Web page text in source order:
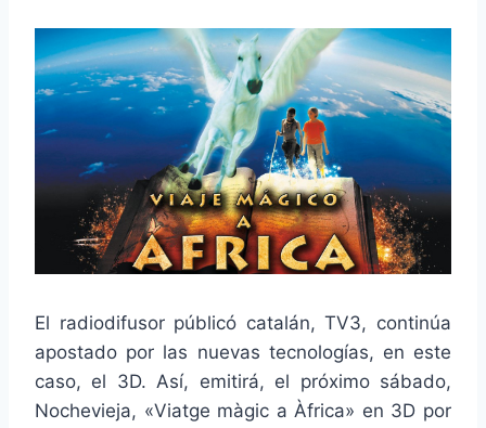
El radiodifusor públicó catalán, TV3, continúa
apostado por las nuevas tecnologías, en este
caso, el 3D. Así, emitirá, el próximo sábado,
Nochevieja, «Viatge màgic a Àfrica» en 3D por